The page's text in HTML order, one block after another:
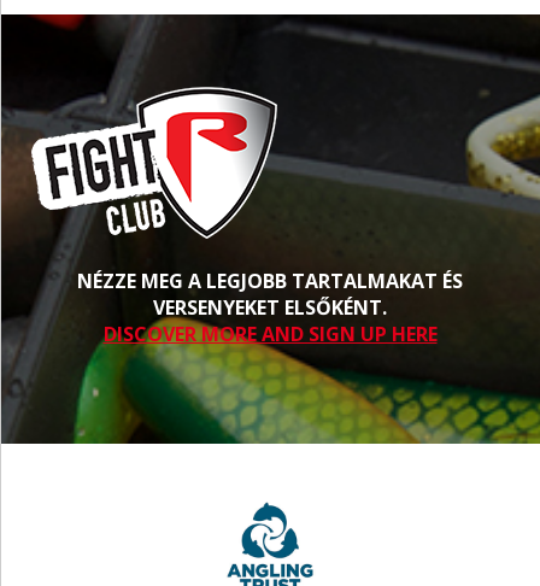
NÉZZE MEG A LEGJOBB TARTALMAKAT ÉS
VERSENYEKET ELSŐKÉNT.
DISCOVER MORE AND SIGN UP HERE